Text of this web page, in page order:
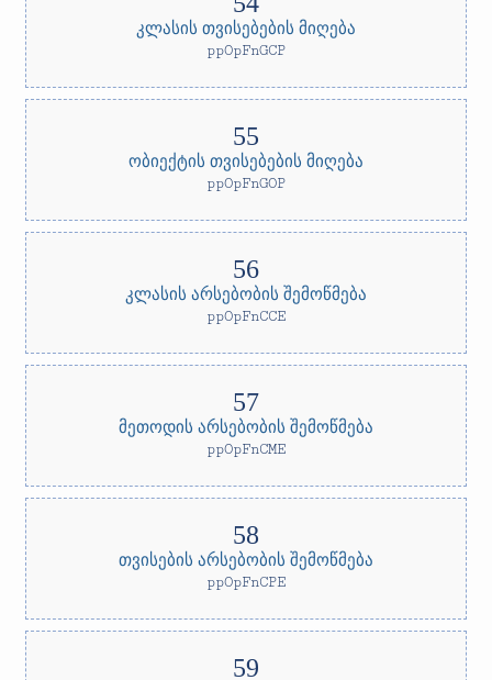
კლასის თვისებების მიღება
ppOpFnGCP
ობიექტის თვისებების მიღება
ppOpFnGOP
კლასის არსებობის შემოწმება
ppOpFnCCE
მეთოდის არსებობის შემოწმება
ppOpFnCME
თვისების არსებობის შემოწმება
ppOpFnCPE